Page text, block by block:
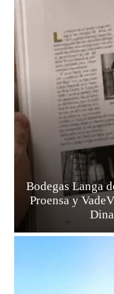
Bodegas Langa
Proensa y